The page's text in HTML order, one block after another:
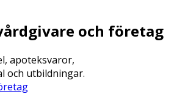
och företag
apoteksvaror,
och utbildningar.